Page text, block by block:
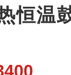
恒温